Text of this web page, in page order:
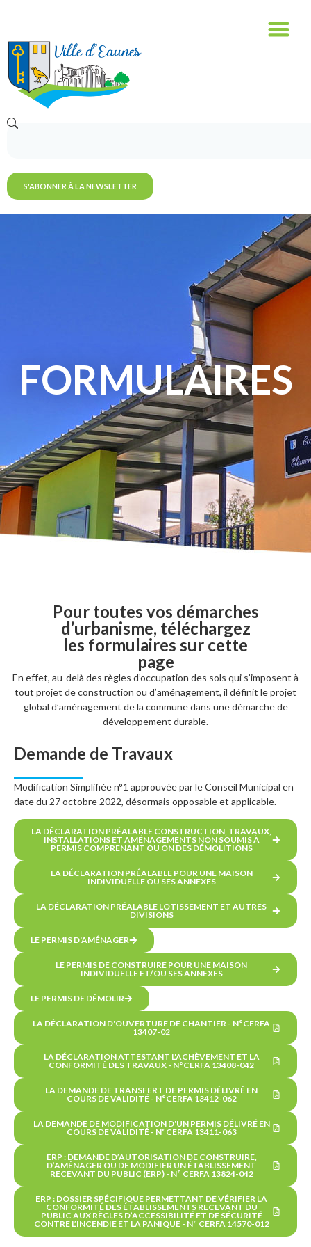
S'ABONNER À LA NEWSLETTER
FORMULAIRES
Pour toutes vos démarches
d’urbanisme, téléchargez
les formulaires sur cette
page
En effet, au-delà des règles d’occupation des sols qui s’imposent à
tout projet de construction ou d’aménagement, il définit le projet
global d’aménagement de la commune dans une démarche de
développement durable.
Demande de Travaux
Modification Simplifiée n°1 approuvée par le Conseil Municipal en
date du 27 octobre 2022, désormais opposable et applicable.
LA DÉCLARATION PRÉALABLE CONSTRUCTION, TRAVAUX,
INSTALLATIONS ET AMÉNAGEMENTS NON SOUMIS À
PERMIS COMPRENANT OU ON DES DÉMOLITIONS
LA DÉCLARATION PRÉALABLE POUR UNE MAISON
INDIVIDUELLE OU SES ANNEXES
LA DÉCLARATION PRÉALABLE LOTISSEMENT ET AUTRES
DIVISIONS
LE PERMIS D'AMÉNAGER
LE PERMIS DE CONSTRUIRE POUR UNE MAISON
INDIVIDUELLE ET/OU SES ANNEXES
LE PERMIS DE DÉMOLIR
LA DÉCLARATION D'OUVERTURE DE CHANTIER - N°CERFA
13407-02
LA DÉCLARATION ATTESTANT L'ACHÈVEMENT ET LA
CONFORMITÉ DES TRAVAUX - N°CERFA 13408-042
LA DEMANDE DE TRANSFERT DE PERMIS DÉLIVRÉ EN
COURS DE VALIDITÉ - N°CERFA 13412-062
LA DEMANDE DE MODIFICATION D'UN PERMIS DÉLIVRÉ EN
COURS DE VALIDITÉ - N°CERFA 13411-063
ERP : DEMANDE D’AUTORISATION DE CONSTRUIRE,
D’AMÉNAGER OU DE MODIFIER UN ÉTABLISSEMENT
RECEVANT DU PUBLIC (ERP) - N° CERFA 13824-042
ERP : DOSSIER SPÉCIFIQUE PERMETTANT DE VÉRIFIER LA
CONFORMITÉ DES ÉTABLISSEMENTS RECEVANT DU
PUBLIC AUX RÈGLES D’ACCESSIBILITÉ ET DE SÉCURITÉ
CONTRE L’INCENDIE ET LA PANIQUE - N° CERFA 14570-012